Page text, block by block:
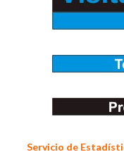
Servicio de